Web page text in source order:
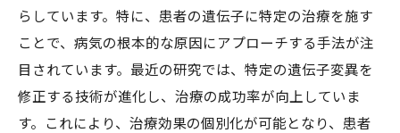
国際的な研究協力による技術進化
治療技術の進化がもたらす社会的影響
患者の声が導く技術の方向性
技術革新を支えるエビデンスベースの医療
らしています。特に、患者の遺伝子に特定の治療を施す
ことで、病気の根本的な原因にアプローチする手法が注
目されています。最近の研究では、特定の遺伝子変異を
修正する技術が進化し、治療の成功率が向上していま
す。これにより、治療効果の個別化が可能となり、患者